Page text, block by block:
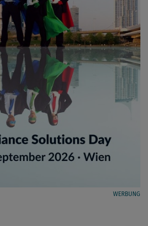
WERBUNG